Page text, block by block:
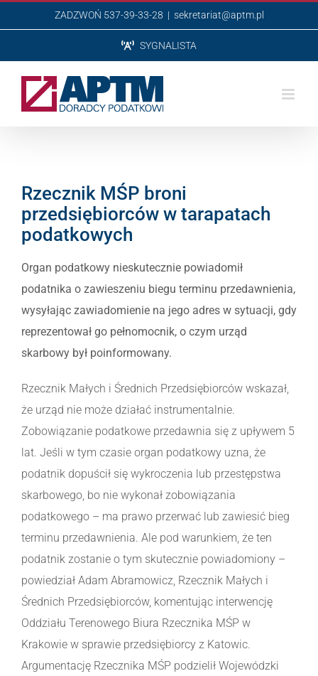
do
ZADZWOŃ 537-39-33-28 | sekretariat@aptm.pl
SYGNALISTA
Rzecznik MŚP broni
przedsiębiorców w tarapatach
podatkowych
Organ podatkowy nieskutecznie powiadomił
podatnika o zawieszeniu biegu terminu przedawnienia,
wysyłając zawiadomienie na jego adres w sytuacji, gdy
reprezentował go pełnomocnik, o czym urząd
skarbowy był poinformowany.
Rzecznik Małych i Średnich Przedsiębiorców wskazał,
że urząd nie może działać instrumentalnie.
Zobowiązanie podatkowe przedawnia się z upływem 5
lat. Jeśli w tym czasie organ podatkowy uzna, że
podatnik dopuścił się wykroczenia lub przestępstwa
skarbowego, bo nie wykonał zobowiązania
podatkowego – ma prawo przerwać lub zawiesić bieg
terminu przedawnienia. Ale pod warunkiem, że ten
podatnik zostanie o tym skutecznie powiadomiony –
powiedział Adam Abramowicz, Rzecznik Małych i
Średnich Przedsiębiorców, komentując interwencję
Oddziału Terenowego Biura Rzecznika MŚP w
Krakowie w sprawie przedsiębiorcy z Katowic.
Argumentację Rzecznika MŚP podzielił Wojewódzki